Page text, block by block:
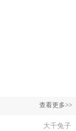
查看更多>>
大千兔子